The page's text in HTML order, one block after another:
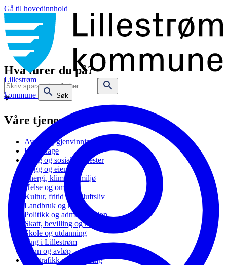
Gå til hovedinnhold
Lillestrøm
kommune
Søk
Hva lurer du på?
Våre tjenester
Avfall og gjenvinning
Barnehage
Bolig og sosiale tjenester
Bygg og eiendom
Energi, klima og miljø
Helse og omsorg
Kultur, fritid og friluftsliv
Landbruk og natur
Politikk og administrasjon
Skatt, bevilling og næring
Skole og utdanning
Ung i Lillestrøm
Vann og avløp
Vei, trafikk og parkering